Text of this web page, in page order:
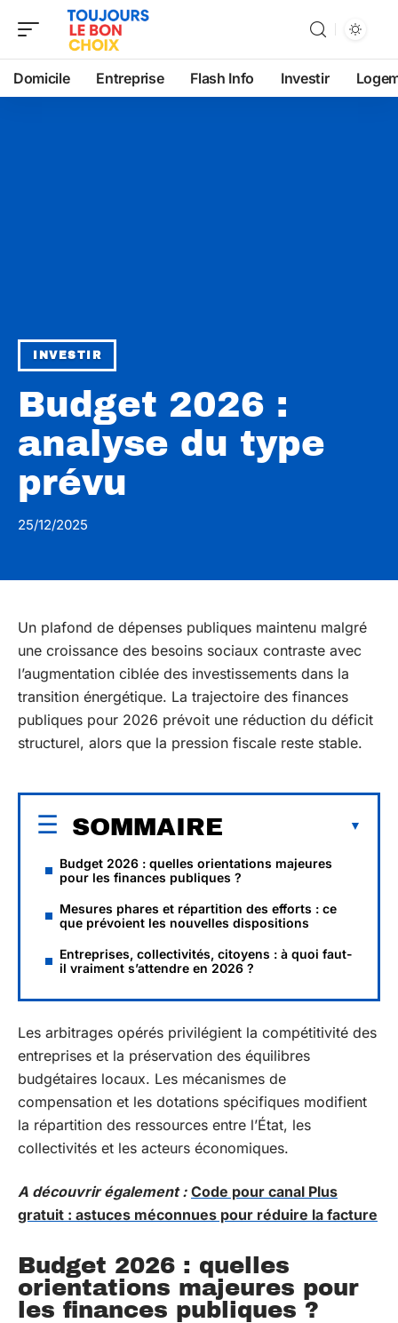
Domicile Entreprise Flash Info Investir
INVESTIR
Budget 2026 :
analyse du type
prévu
25/12/2025
Un plafond de dépenses publiques maintenu malgré
une croissance des besoins sociaux contraste avec
l’augmentation ciblée des investissements dans la
transition énergétique. La trajectoire des finances
publiques pour 2026 prévoit une réduction du déficit
structurel, alors que la pression fiscale reste stable.
SOMMAIRE
Budget 2026 : quelles orientations majeures
pour les finances publiques ?
Mesures phares et répartition des efforts : ce
que prévoient les nouvelles dispositions
Entreprises, collectivités, citoyens : à quoi faut-
il vraiment s’attendre en 2026 ?
Les arbitrages opérés privilégient la compétitivité des
entreprises et la préservation des équilibres
budgétaires locaux. Les mécanismes de
compensation et les dotations spécifiques modifient
la répartition des ressources entre l’État, les
collectivités et les acteurs économiques.
A découvrir également : Code pour canal Plus
gratuit : astuces méconnues pour réduire la facture
Budget 2026 : quelles
orientations majeures pour
les finances publiques ?